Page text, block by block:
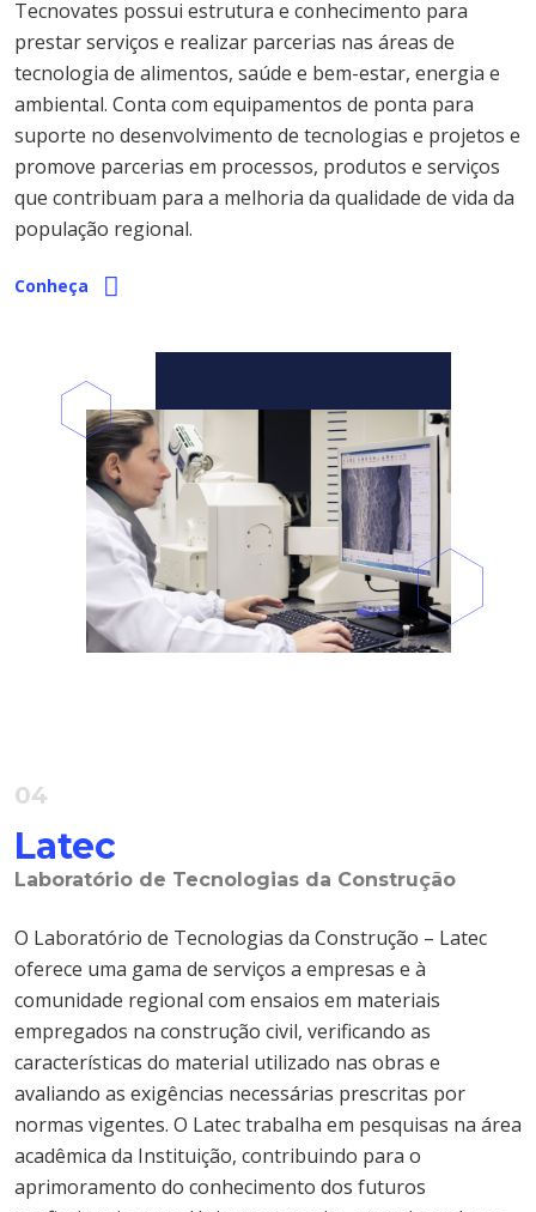
Tecnovates possui estrutura e conhecimento para
prestar serviços e realizar parcerias nas áreas de
tecnologia de alimentos, saúde e bem-estar, energia e
ambiental. Conta com equipamentos de ponta para
suporte no desenvolvimento de tecnologias e projetos e
promove parcerias em processos, produtos e serviços
que contribuam para a melhoria da qualidade de vida da
população regional.
Conheça
04
Latec
Laboratório de Tecnologias da Construção
O Laboratório de Tecnologias da Construção – Latec
oferece uma gama de serviços a empresas e à
comunidade regional com ensaios em materiais
empregados na construção civil, verificando as
características do material utilizado nas obras e
avaliando as exigências necessárias prescritas por
normas vigentes. O Latec trabalha em pesquisas na área
acadêmica da Instituição, contribuindo para o
aprimoramento do conhecimento dos futuros